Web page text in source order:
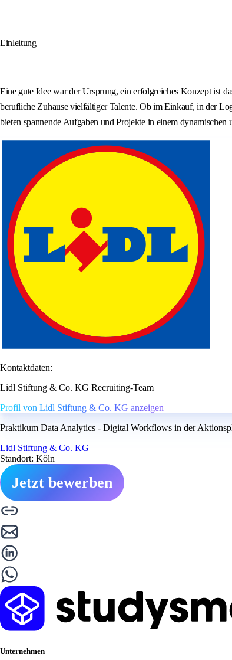
Einleitung
Eine gute Idee war der Ursprung, ein erfolgreiches Konzept ist
berufliche Zuhause vielfältiger Talente. Ob im Einkauf, in der
bieten spannende Aufgaben und Projekte in einem
Kontaktdaten:
Lidl Stiftung & Co. KG Recruiting-Team
Profil von Lidl Stiftung & Co. KG anzeigen
Praktikum Data Analytics - Digital Workflows in der
Lidl Stiftung & Co. KG
Standort: Köln
Jetzt bewerben
Unternehmen